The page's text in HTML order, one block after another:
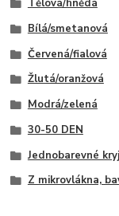
Tělová/hnědá
Bílá/smetanová
Červená/fialová
Žlutá/oranžová
Modrá/zelená
30-50 DEN
Jednobarevné
Z mikrovlákna,